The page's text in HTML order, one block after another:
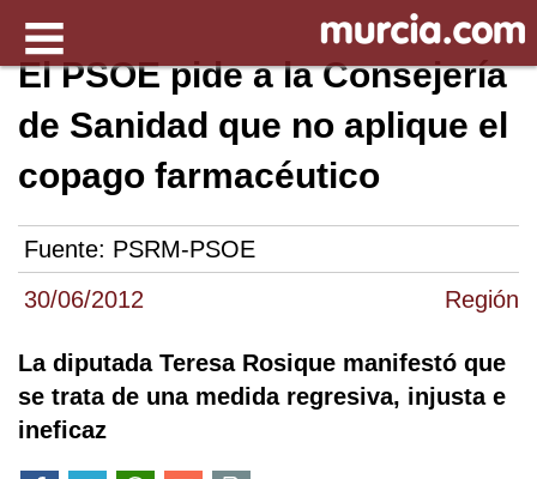
30/06/2012 Región
El PSOE pide a la Consejería
de Sanidad que no aplique el
copago farmacéutico
Fuente: PSRM-PSOE
La diputada Teresa Rosique manifestó que
se trata de una medida regresiva, injusta e
ineficaz